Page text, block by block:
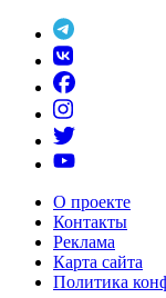
О проекте
Контакты
Реклама
Карта сайта
Политика